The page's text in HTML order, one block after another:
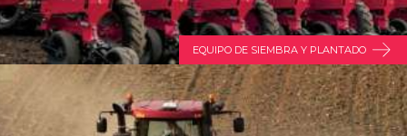
EQUIPO DE SIEMBRA Y PLANTADO